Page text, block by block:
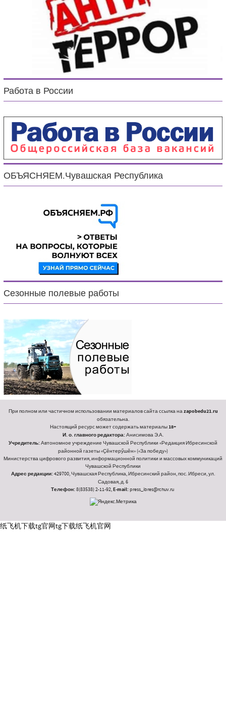
Работа в России
ОБЪЯСНЯЕМ.Чувашская Республика
Сезонные полевые работы
При полном или частичном использовании материалов сайта ссылка наzapobedu21.ru
обязательна.
Настоящий ресурс может содержать материалы18+
И. о. главного редактора:Анисимова Э.А.
Учредитель:Автономное учреждение Чувашской Республики «Редакция Ибресинской
районной газеты «Ҫӗнтерӳшӗн» («За победу»)
Министерства цифрового развития, информационной политики и массовых коммуникаций
Чувашской Республики
Адрес редакции:429700, Чувашская Республика, Ибресинский район, пос. Ибреси, ул.
Садовая, д. 6
Телефон:8(83538) 2-11-92,E-mail:press_ibres@rchuv.ru
纸飞机下载tg官网tg下载纸飞机官网